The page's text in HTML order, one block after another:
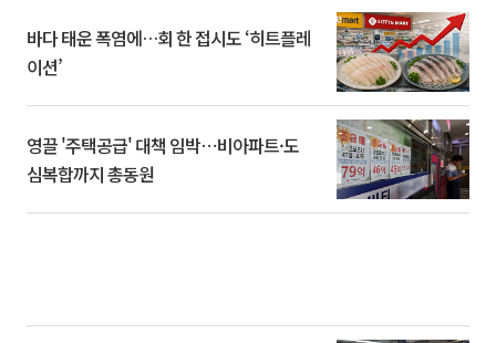
바다 태운 폭염에…회 한 접시도 ‘히트플레
이션’
영끌 '주택공급' 대책 임박⋯비아파트·도
심복합까지 총동원